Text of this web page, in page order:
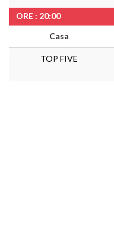
ORE : 20:00
Casa
TOP FIVE